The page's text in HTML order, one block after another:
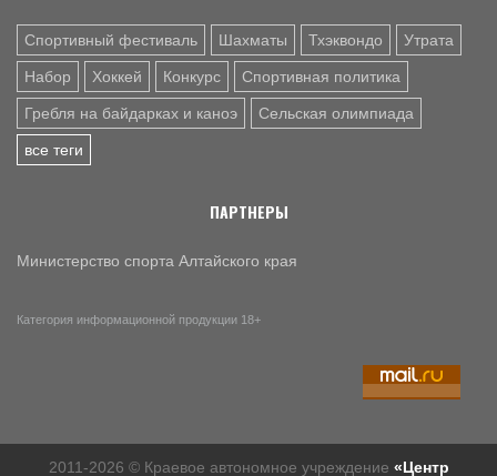
Спортивный фестиваль Шахматы Тхэквондо Утрата
Набор Хоккей Конкурс Спортивная политика
Гребля на байдарках и каноэ Сельская олимпиада
все теги
ПАРТНЕРЫ
Министерство спорта Алтайского края
Категория информационной продукции 18+
2011-2026 © Краевое автономное учреждение «Центр